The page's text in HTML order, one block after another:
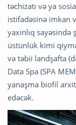
təchizatı və ya
istifadəsinə imkan
yaxınlıq sayəsində
üstünlük kimi
və təbii landşafta
Data Spa (SPA
yanaşma biofil
edəcək.